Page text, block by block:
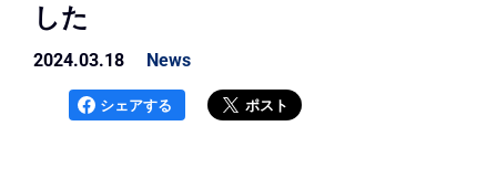
した
2024.03.18 News
シェアする ポスト